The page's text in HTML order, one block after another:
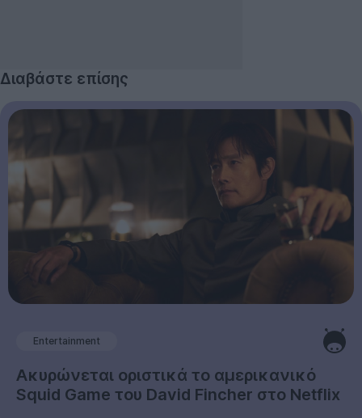
Διαβάστε επίσης
Entertainment
Ακυρώνεται οριστικά το αμερικανικό
Squid Game του David Fincher στο Netflix